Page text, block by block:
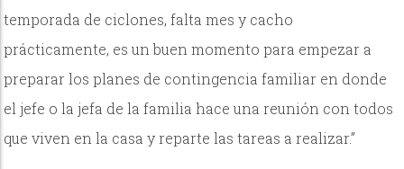
temporada de ciclones, falta mes y cacho
prácticamente, es un buen momento para empezar a
preparar los planes de contingencia familiar en donde
el jefe o la jefa de la familia hace una reunión con todos
que viven en la casa y reparte las tareas a realizar.”